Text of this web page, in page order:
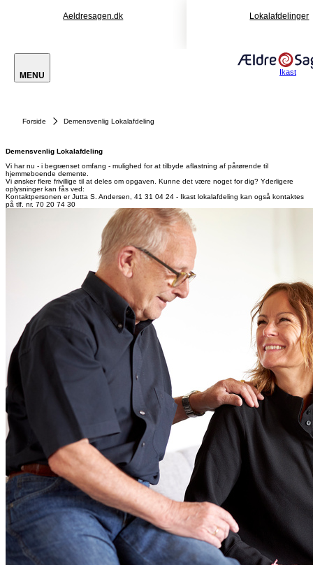
Aeldresagen.dk Lokalafdelinger
MENU Ikast
Forside Demensvenlig Lokalafdeling
Demensvenlig Lokalafdeling
Vi har nu - i begrænset omfang - mulighed for at tilbyde aflastning af pårørende til
hjemmeboende demente.
Vi ønsker flere frivillige til at deles om opgaven. Kunne det være noget for dig? Yderligere
oplysninger kan fås ved:
Kontaktpersonen er Jutta S. Andersen, 41 31 04 24 - Ikast lokalafdeling kan også kontaktes
på tlf. nr. 70 20 74 30